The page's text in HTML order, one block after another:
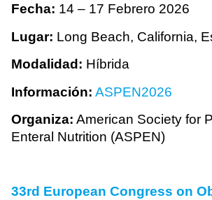
Fecha: 14 – 17 Febrero 2026
Lugar: Long Beach, California,
Modalidad: Híbrida
Información: ASPEN2026
Organiza: American Society for
Enteral Nutrition (ASPEN)
33rd European Congress on